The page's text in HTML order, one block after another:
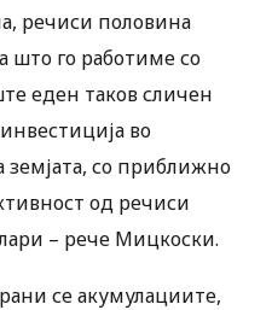
речиси половина
што го работиме со
еден таков сличен
во
земјата, со приближно
од речиси
– рече Мицкоски.
се акумулациите,